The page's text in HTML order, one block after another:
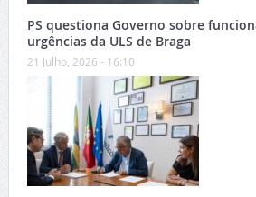
PS questiona Governo sobre
urgências da ULS de Braga
21 Julho, 2026 - 16:10